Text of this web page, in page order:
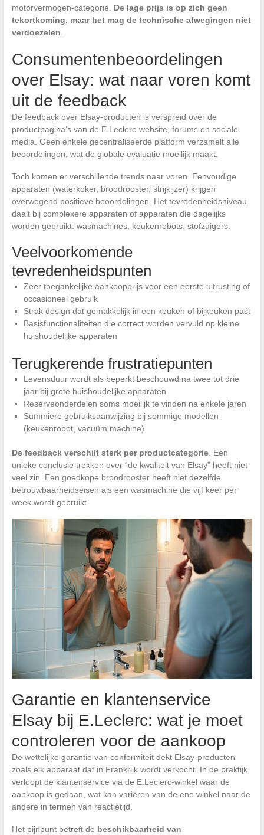
motorvermogen-categorie. De lage prijs is op zich geen
tekortkoming, maar het mag de technische afwegingen niet
verdoezelen
Consumentenbeoordelingen
over Elsay: wat naar voren komt
uit de feedback
De feedback over Elsay-producten is verspreid over de
productpagina’s van de E.Leclerc-website, forums en sociale
media. Geen enkele gecentraliseerde platform verzamelt alle
beoordelingen, wat de globale evaluatie moeilijk maakt.
Toch komen er verschillende trends naar voren. Eenvoudige
apparaten (waterkoker, broodrooster, strijkijzer) krijgen
overwegend positieve beoordelingen. Het tevredenheidsniveau
daalt bij complexere apparaten of apparaten die dagelijks
worden gebruikt: wasmachines, keukenrobots, stofzuigers.
Veelvoorkomende
tevredenheidspunten
Zeer toegankelijke aankoopprijs voor een eerste uitrusting of
occasioneel gebruik
Strak design dat gemakkelijk in een keuken of bijkeuken past
Basisfunctionaliteiten die correct worden vervuld op kleine
huishoudelijke apparaten
Terugkerende frustratiepunten
Levensduur wordt als beperkt beschouwd na twee tot drie
jaar bij grote huishoudelijke apparaten
Reserveonderdelen soms moeilijk te vinden na enkele jaren
Summiere gebruiksaanwijzing bij sommige modellen
(keukenrobot, vacuüm machine)
De feedback verschilt sterk per productcategorie. Een
unieke conclusie trekken over “de kwaliteit van Elsay” heeft niet
veel zin. Een goedkope broodrooster heeft niet dezelfde
betrouwbaarheidseisen als een wasmachine die vijf keer per
week wordt gebruikt.
Garantie en klantenservice
Elsay bij E.Leclerc: wat je moet
controleren voor de aankoop
De wettelijke garantie van conformiteit dekt Elsay-producten
zoals elk apparaat dat in Frankrijk wordt verkocht. In de praktijk
verloopt de klantenservice via de E.Leclerc-winkel waar de
aankoop is gedaan, wat kan variëren van de ene winkel naar de
andere in termen van reactietijd.
Het pijnpunt betreft de beschikbaarheid van